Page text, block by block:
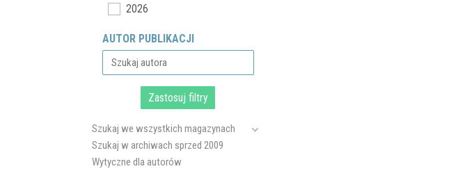
2026
AUTOR PUBLIKACJI
Szukaj we wszystkich magazynach
Szukaj w archiwach sprzed 2009
Wytyczne dla autorów